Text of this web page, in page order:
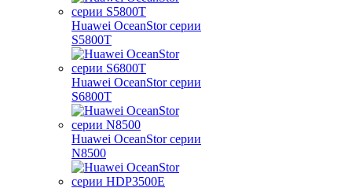
Huawei OceanStor серии
S5800T
Huawei OceanStor серии
S6800T
Huawei OceanStor серии
N8500